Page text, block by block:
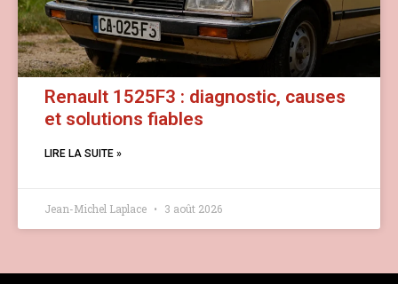
Renault 1525F3 : diagnostic, causes
et solutions fiables
LIRE LA SUITE »
Jean-Michel Laplace 3 août 2026